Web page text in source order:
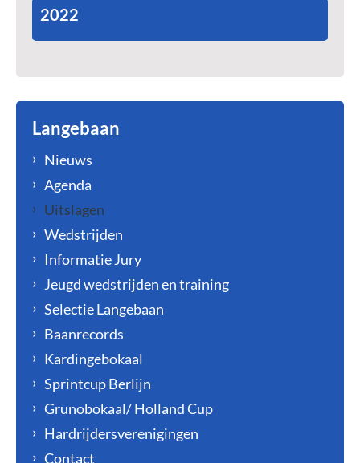
2022
Langebaan
Nieuws
Agenda
Uitslagen
Wedstrijden
Informatie Jury
Jeugd wedstrijden en training
Selectie Langebaan
Baanrecords
Kardingebokaal
Sprintcup Berlijn
Grunobokaal/ Holland Cup
Hardrijdersverenigingen
Contact